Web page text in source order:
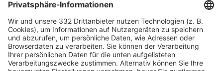
HÄUFIG BESUCHTE SEITEN
Pässe und Vereinswechsel
Trainerausbildung
Schulungsangebot Vereinsmitarbeiter